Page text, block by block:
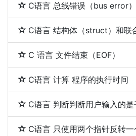
C语言 总线错误（bus error）与段错
C语言 结构体（struct）和联
C 语言 文件结束（EOF）
C语言 计算 程序的执行时间
C语言 判断判断用户输入的
C语言 只使用两个指针反转